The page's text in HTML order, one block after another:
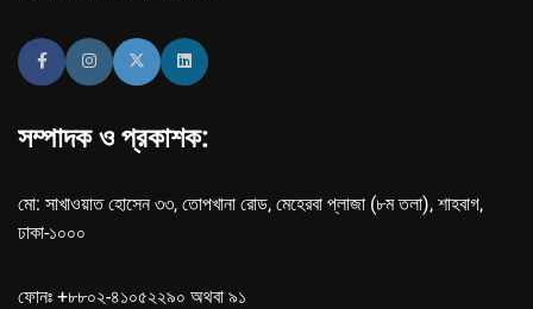
সম্পাদক ও প্রকাশক:
মো: সাখাওয়াত হোসেন ৩৩, তোপখানা রোড, মেহেরবা প্লাজা (৮ম তলা), শাহবাগ,
ঢাকা-১০০০
ফোনঃ +৮৮০২-৪১০৫২২৯০ অথবা ৯১